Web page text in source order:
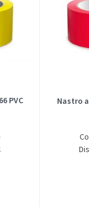
PVC
Nastro